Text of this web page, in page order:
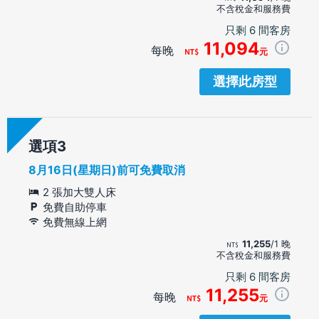
不含稅金和服務費
只剩 6 間客房
每晚 11,094元
選擇此房型
選項
8月16日(星期日)前可免費取消
2 張加大雙人床
免費自助停車
免費無線上網
11,255/1 晚
不含稅金和服務費
只剩 6 間客房
每晚 11,255元